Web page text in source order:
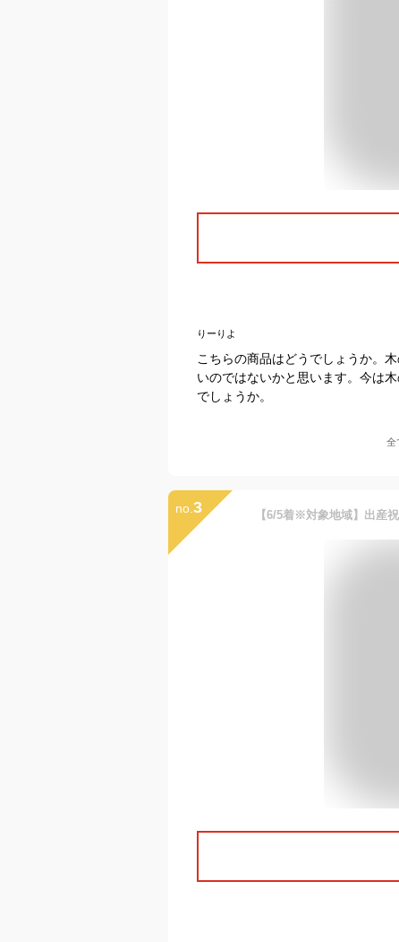
りーりよ
こちらの商品はどうでしょうか。
いのではないかと思います。今は
でしょうか。
全
no. 3